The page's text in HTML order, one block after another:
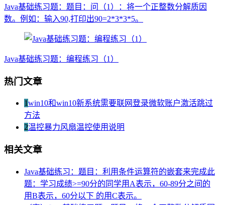
Java基础练习题：题目：问（1）：将一个正整数分解质因
数。例如：输入90,打印出90=2*3*3*5。
Java基础练习题：编程练习（1）
热门文章
1win10和win10新系统需要联网登录微软账户激活跳过
方法
2温控暴力风扇温控使用说明
相关文章
Java基础练习：题目：利用条件运算符的嵌套来完成此
题：学习成绩>=90分的同学用A表示，60-89分之间的
用B表示，60分以下 的用C表示。